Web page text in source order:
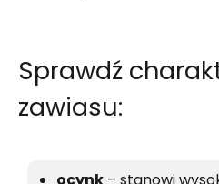
Sprawdź
zawiasu: